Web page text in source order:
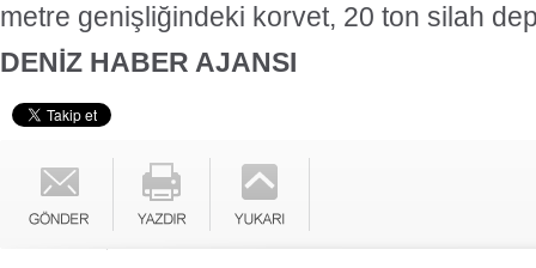
metre genişliğindeki korvet, 20 ton silah
DENİZ HABER AJANSI